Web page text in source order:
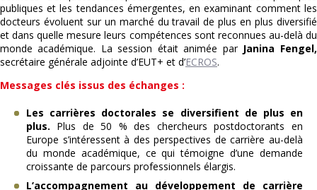
publiques et les tendances émergentes, en examinant comment les
docteurs évoluent sur un marché du travail de plus en plus diversifié
et dans quelle mesure leurs compétences sont reconnues au-delà du
monde académique. La session était animée par Janina Fengel,
secrétaire générale adjointe d’EUT+ et d’ECROS.
Messages clés issus des échanges :
Les carrières doctorales se diversifient de plus en
plus. Plus de 50 % des chercheurs postdoctorants en
Europe s’intéressent à des perspectives de carrière au-delà
du monde académique, ce qui témoigne d’une demande
croissante de parcours professionnels élargis.
L’accompagnement au développement de carrière